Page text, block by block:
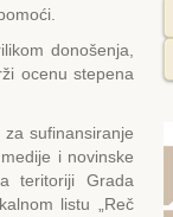
donošenja,
ocenu stepena
sufinansiranje
i novinske
teritoriji Grada
listu „Reč